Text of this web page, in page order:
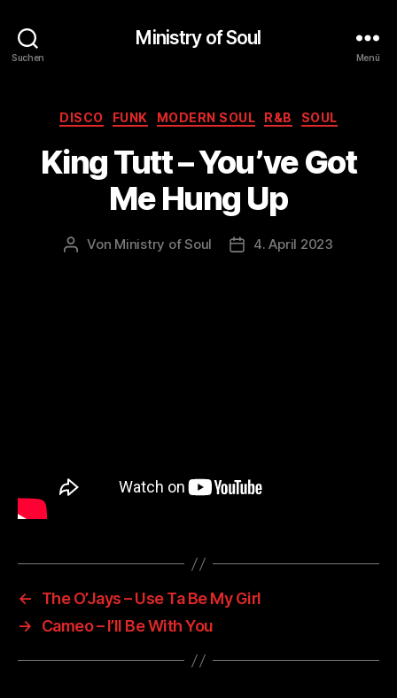
Suchen
Ministry of Soul
Menü
Kategorien
DISCO FUNK MODERN SOUL R&B SOUL
King Tutt – You’ve Got
Me Hung Up
Beitragsautor
Von Ministry of Soul Veröffentlichungsdatum
4. April 2023
←
The O’Jays – Use Ta Be My Girl
→
Cameo – I’ll Be With You